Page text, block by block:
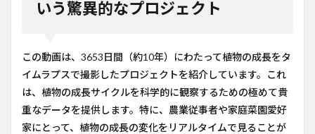
いう驚異的なプロジェクト
この動画は、3653日間（約10年）にわたって植物の成長をタ
イムラプスで撮影したプロジェクトを紹介しています。これ
は、植物の成長サイクルを科学的に観察するための極めて貴
重なデータを提供します。特に、農業従事者や家庭菜園愛好
家にとって、植物の成長の変化をリアルタイムで見ることが